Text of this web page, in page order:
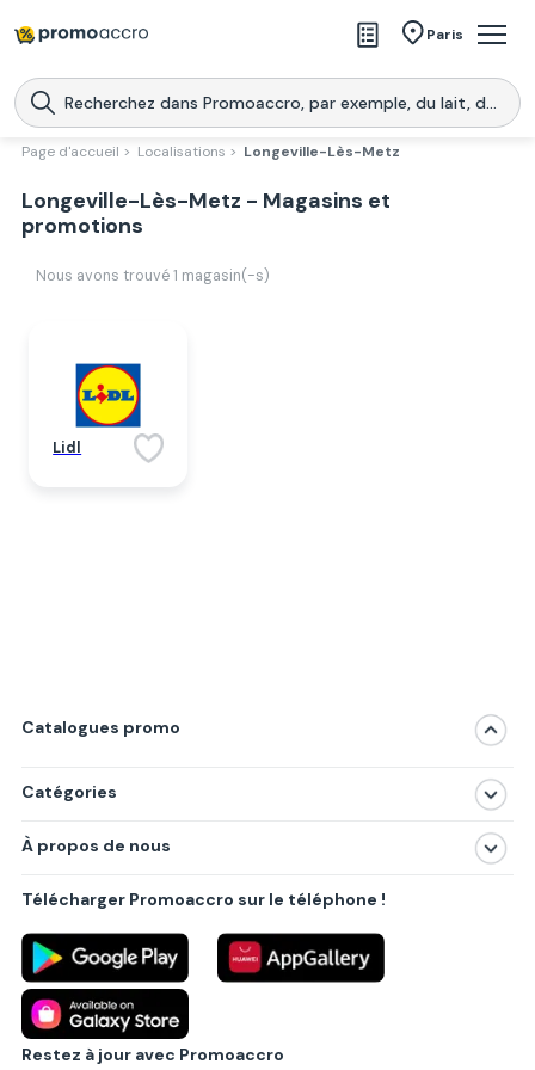
Paris
Magasins
Produits
Télécharge l’application
Promoaccro
Télécharger
Page d'accueil > Localisations > Longeville-Lès-Metz
Longeville-Lès-Metz - Magasins et
promotions
Nous avons trouvé 1 magasin(-s)
Lidl
Catalogues promo
Catégories
Produits
Villes principales
À propos de nous
Politique de confidentialité
Règlements
Partenariat B2B
Blog
Contact
Télécharger Promoaccro sur le téléphone !
Restez à jour avec Promoaccro